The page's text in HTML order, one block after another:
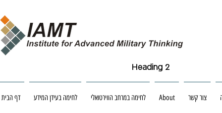
דף הבית לחימה בעידן המידע לחימה במרחב הווירטואלי About צור קשר
Heading 2